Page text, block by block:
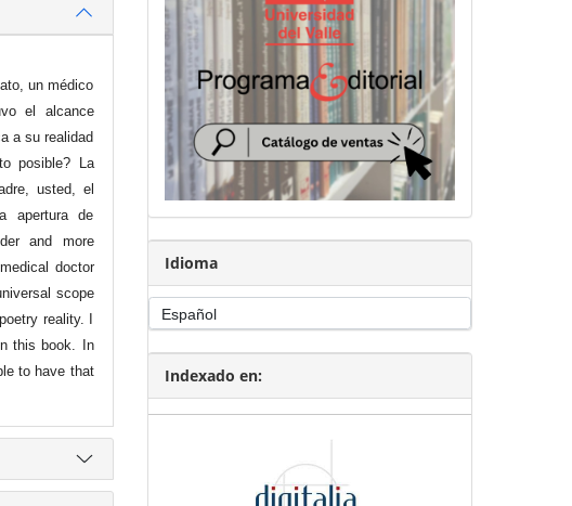
un médico
el alcance
a su realidad
posible? La
usted, el
apertura de
and more
doctor
scope
reality. I
this book. In
to have that
Idioma
Indexado en: